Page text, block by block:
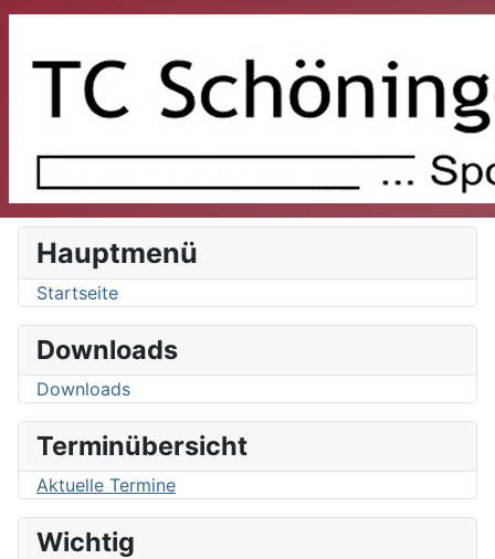
Hauptmenü
Startseite
Downloads
Downloads
Terminübersicht
Aktuelle Termine
Wichtig